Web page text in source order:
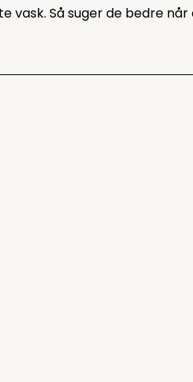
vask. Så suger de bedre når